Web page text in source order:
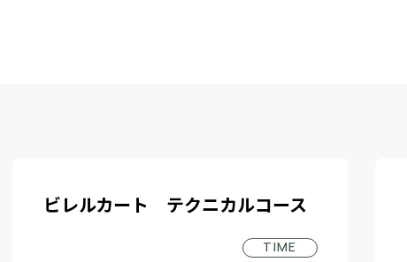
ビレルカート テクニカルコース
TIME